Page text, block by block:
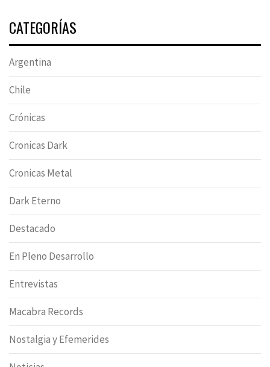
CATEGORÍAS
Argentina
Chile
Crónicas
Cronicas Dark
Cronicas Metal
Dark Eterno
Destacado
En Pleno Desarrollo
Entrevistas
Macabra Records
Nostalgia y Efemerides